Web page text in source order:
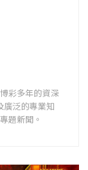
彩多年的資深
廣泛的專業知
題新聞。